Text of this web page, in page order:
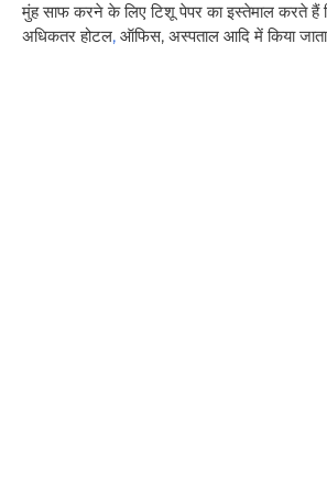
मुंह साफ करने के लिए टिशू पेपर का इस्तेमाल करते हैं
अधिकतर होटल, ऑफिस, अस्पताल आदि में किया